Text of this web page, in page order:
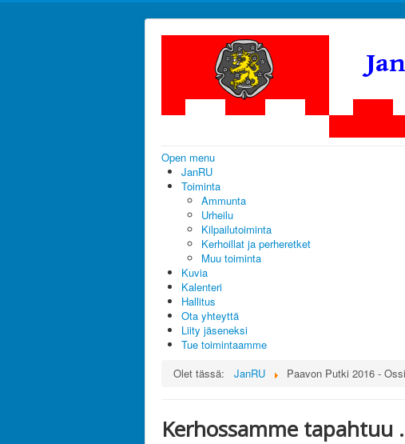
Open menu
JanRU
Toiminta
Ammunta
Urheilu
Kilpailutoiminta
Kerhoillat ja perheretket
Muu toiminta
Kuvia
Kalenteri
Hallitus
Ota yhteyttä
Liity jäseneksi
Tue toimintaamme
Olet tässä:
JanRU Paavon Putki 2016 -
Kerhossamme tapahtuu